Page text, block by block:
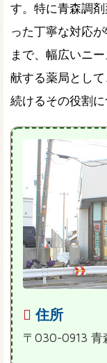
す。特に青森調
った丁寧な対応
まで、幅広いニ
献する薬局とし
続けるその役割に
住所
〒030-0913 青